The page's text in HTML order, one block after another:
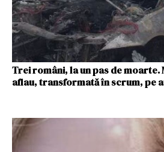
Trei români, la un pas de moarte.
aflau, transformată în scrum, pe